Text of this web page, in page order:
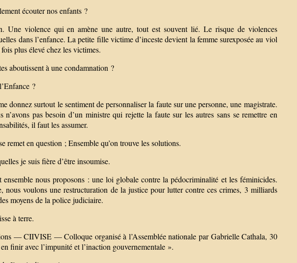
écouter nos enfants ?
Une violence qui en amène une autre, tout est souvent lié. Le risque de violences
dans l’enfance. La petite fille victime d’inceste devient la femme surexposée au viol
plus élevé chez les victimes.
aboutissent à une condamnation ?
?
donnez surtout le sentiment de personnaliser la faute sur une personne, une magistrate.
pas besoin d’un ministre qui rejette la faute sur les autres sans se remettre en
il faut les assumer.
remet en question ; Ensemble qu’on trouve les solutions.
je suis fière d’être insoumise.
nous proposons : une loi globale contre la pédocriminalité et les féminicides.
nous voulons une restructuration de la justice pour lutter contre ces crimes, 3 milliards
moyens de la police judiciaire.
à terre.
— CIIVISE — Colloque organisé à l’Assemblée nationale par Gabrielle Cathala, 30
finir avec l’impunité et l’inaction gouvernementale ».